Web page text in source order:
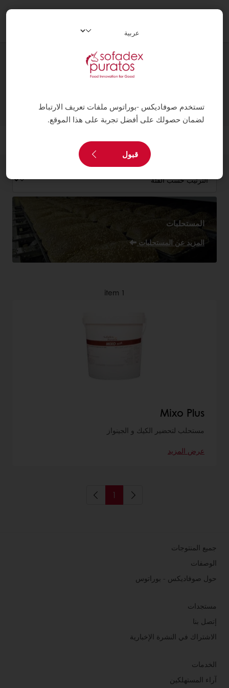
المستحلبات
المزيد عن المستحلبات
1
Mixo Plus
مستحلب لتحضير الكيك و الجينواز
عرض المزيد
1
تستخدم صوفاديكس -بوراتوس ملفات تعريف الارتباط
لضمان حصولك على أفضل تجربة على هذا الموقع.
قبول
جميع المنتوجات
الوصفات
حول صوفاديكس - بوراتوس
مستجدات
إتصل بنا
الاشتراك في النشرة الإخبارية
الخدمات
آراء المستهلكين